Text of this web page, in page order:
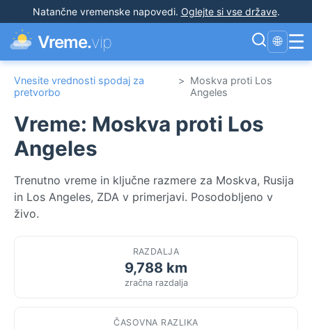
Natančne vremenske napovedi. Oglejte si vse države.
Vreme.vip 🌐 ☰
Vnesite vrednosti spodaj za
pretvorbo
> Moskva proti Los
Angeles
Vreme: Moskva proti Los
Angeles
Trenutno vreme in ključne razmere za Moskva, Rusija
in Los Angeles, ZDA v primerjavi. Posodobljeno v
živo.
RAZDALJA
9,788 km
zračna razdalja
ČASOVNA RAZLIKA